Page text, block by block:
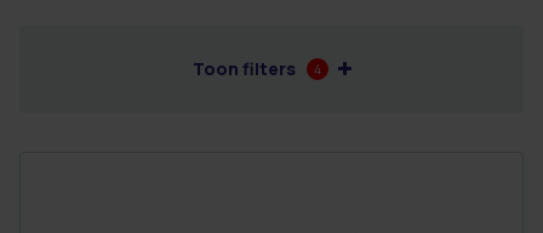
Toon filters 4